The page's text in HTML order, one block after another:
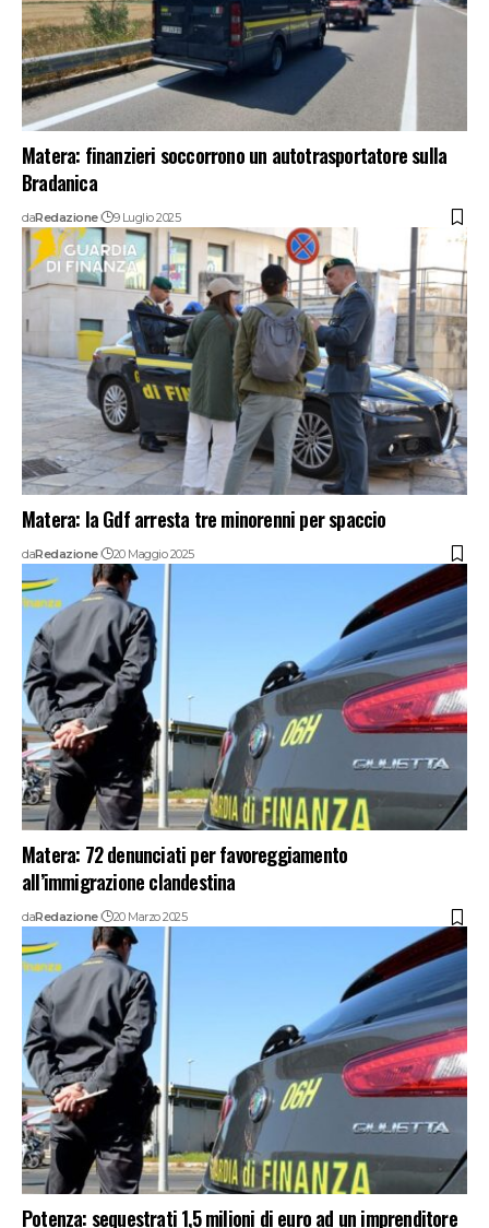
Matera: finanzieri soccorrono un autotrasportatore sulla
Bradanica
daRedazione 9 Luglio 2025
Matera: la Gdf arresta tre minorenni per spaccio
daRedazione 20 Maggio 2025
Matera: 72 denunciati per favoreggiamento
all’immigrazione clandestina
daRedazione 20 Marzo 2025
Potenza: sequestrati 1,5 milioni di euro ad un imprenditore